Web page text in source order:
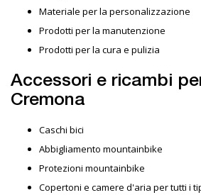
Materiale per la personalizzazione
Prodotti per la manutenzione
Prodotti per la cura e pulizia
Accessori e ricambi
Cremona
Caschi bici
Abbigliamento mountainbike
Protezioni mountainbike
Copertoni e camere d'aria per tutti i